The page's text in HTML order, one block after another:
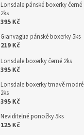
Lonsdale pánské boxerky černé
2ks
395 Kč
Gianvaglia pánské boxerky 5ks
219 Kč
Lonsdale boxerky černé 2ks
395 Kč
Lonsdale boxerky tmavě modré
2ks
395 Kč
Neviditelné ponožky 5ks
125 Kč